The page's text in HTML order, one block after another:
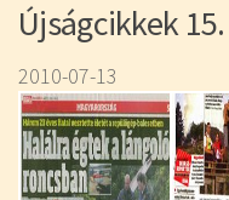
Újságcikkek 15.
2010-07-13